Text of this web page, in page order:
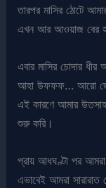
তারপর মাসির ঠোটে
এখন আর আওয়াজ বের
এবার মাসির চোদার
আহা উফফফ… আরো
এই কারণে আমার
শুরু করি।
প্রায় আধঘণ্টা পর
এভাবেই আমরা সারারাত